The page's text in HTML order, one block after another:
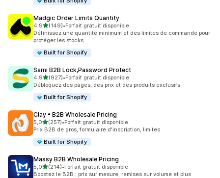
Madgic Order Limits Quantity
4,9étoile(s) sur 5
(149)
149 avis au total
•Forfait gratuit disponible
Définissez une quantité minimum et des limites de commande pour
protéger les stocks
Built for Shopify
Sami B2B Lock,Password Protect
4,9étoile(s) sur 5
(927)
927 avis au total
•Forfait gratuit disponible
Débloquez des pages, des prix et des produits exclusifs
Built for Shopify
Clay • B2B Wholesale Pricing
5,0étoile(s) sur 5
(257)
257 avis au total
•Forfait gratuit disponible
Prix B2B de gros, formulaire d'inscription, limites
Built for Shopify
Massy B2B Wholesale Pricing
5,0étoile(s) sur 5
(214)
214 avis au total
•Forfait gratuit disponible
Boostez le B2B : prix sur mesure, remises sur volume et plus